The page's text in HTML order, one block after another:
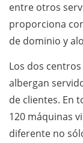
entre otros
proporciona
de dominio y
Los dos
albergan
de clientes. En
120 máquinas
diferente no